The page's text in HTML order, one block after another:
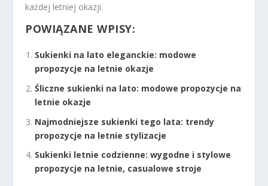
każdej letniej okazji.
POWIĄZANE WPISY:
Sukienki na lato eleganckie: modowe
propozycje na letnie okazje
Śliczne sukienki na lato: modowe propozycje na
letnie okazje
Najmodniejsze sukienki tego lata: trendy
propozycje na letnie stylizacje
Sukienki letnie codzienne: wygodne i stylowe
propozycje na letnie, casualowe stroje